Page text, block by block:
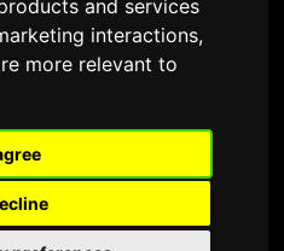
and services
interactions,
more relevant to
J-Pop"-gruppen